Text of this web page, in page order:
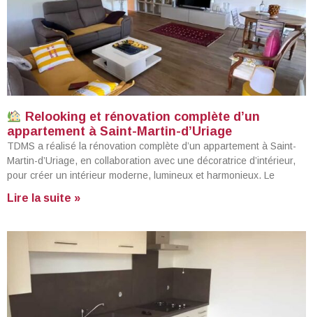
Relooking et rénovation complète d’un
appartement à Saint-Martin-d’Uriage
TDMS a réalisé la rénovation complète d’un appartement à Saint-
Martin-d’Uriage, en collaboration avec une décoratrice d’intérieur,
pour créer un intérieur moderne, lumineux et harmonieux. Le
Lire la suite »